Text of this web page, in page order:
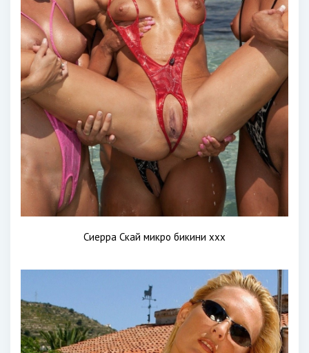
Сиерра Скай микро бикини xxx